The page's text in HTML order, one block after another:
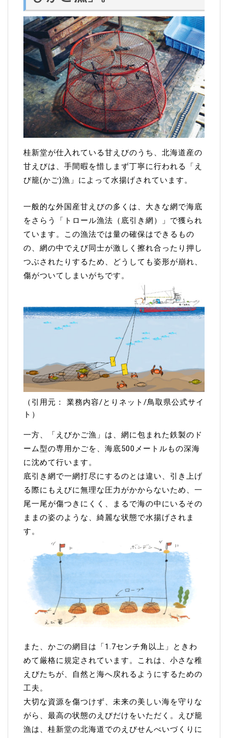
桂新堂が仕入れている甘えびのうち、北海道産の
甘えびは、手間暇を惜しまず丁寧に行われる「え
び籠(かご)漁」によって水揚げされています。
一般的な外国産甘えびの多くは、大きな網で海底
をさらう「トロール漁法（底引き網）」で獲られ
ています。この漁法では量の確保はできるもの
の、網の中でえび同士が激しく擦れ合ったり押し
つぶされたりするため、どうしても姿形が崩れ、
傷がついてしまいがちです。
（引用元： 業務内容/とりネット/鳥取県公式サイ
ト ）
一方、「えびかご漁」は、網に包まれた鉄製のド
ーム型の専用かごを、海底500メートルもの深海
に沈めて行います。
底引き網で一網打尽にするのとは違い、引き上げ
る際にもえびに無理な圧力がかからないため、一
尾一尾が傷つきにくく、まるで海の中にいるその
ままの姿のような、綺麗な状態で水揚げされま
す。
また、かごの網目は「1.7センチ角以上」ときわ
めて厳格に規定されています。これは、小さな稚
えびたちが、自然と海へ戻れるようにするための
工夫。
大切な資源を傷つけず、未来の美しい海を守りな
がら、最高の状態のえびだけをいただく。えび籠
漁は、桂新堂の北海道でのえびせんべいづくりに